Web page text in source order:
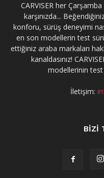
CARVISER her
karşınızda...
konforu, sürüş deneyimi
en son modellerin test
ettiğiniz araba markaları
kanaldasınız!
modellerinin test
İletişim:
BİZİ